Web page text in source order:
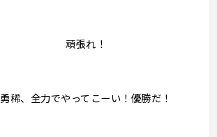
頑張れ！
勇稀、全力でやってこーい！優勝だ！